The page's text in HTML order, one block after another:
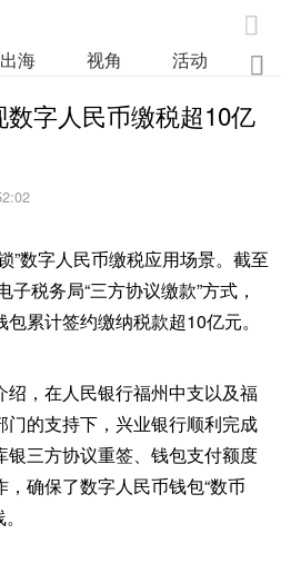

出海 视角 活动 业

字人民币缴税超10亿
”数字人民币缴税应用场景。截至
税务局“三方协议缴款”方式，
累计签约缴纳税款超10亿元。
，在人民银行福州中支以及福
的支持下，兴业银行顺利完成
三方协议重签、钱包支付额度
确保了数字人民币钱包“数币